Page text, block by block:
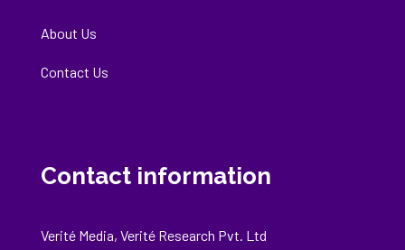
About Us
Contact Us
Contact information
Verité Media, Verité Research Pvt. Ltd